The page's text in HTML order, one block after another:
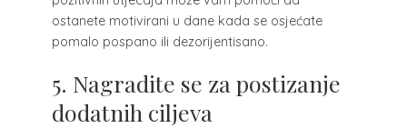
ostanete motivirani u dane kada se osjećate
pomalo pospano ili dezorijentisano.
5. Nagradite se za postizanje
dodatnih ciljeva